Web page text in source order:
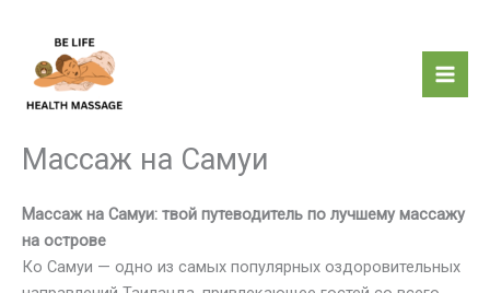
содержимому
Массаж на Самуи
Массаж на Самуи: твой путеводитель по лучшему массажу
на острове
Ко Самуи — одно из самых популярных оздоровительных